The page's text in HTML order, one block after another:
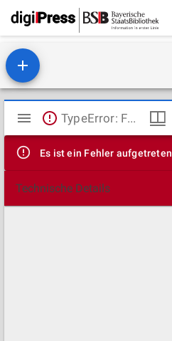
Mirador
Viewer
TypeError: Failed to fetch
Es ist ein Fehler aufgetreten
Technische Details